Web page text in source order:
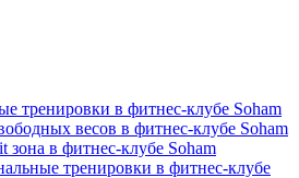
тренировки в фитнес-клубе Soham
весов в фитнес-клубе Soham
зона в фитнес-клубе Soham
тренировки в фитнес-клубе